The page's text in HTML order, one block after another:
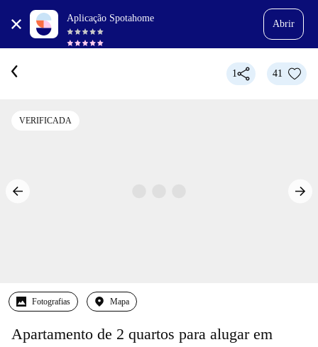
Aplicação Spotahome
Abrir
1 41
VERIFICADA
Fotografias Mapa
Apartamento de 2 quartos para alugar em